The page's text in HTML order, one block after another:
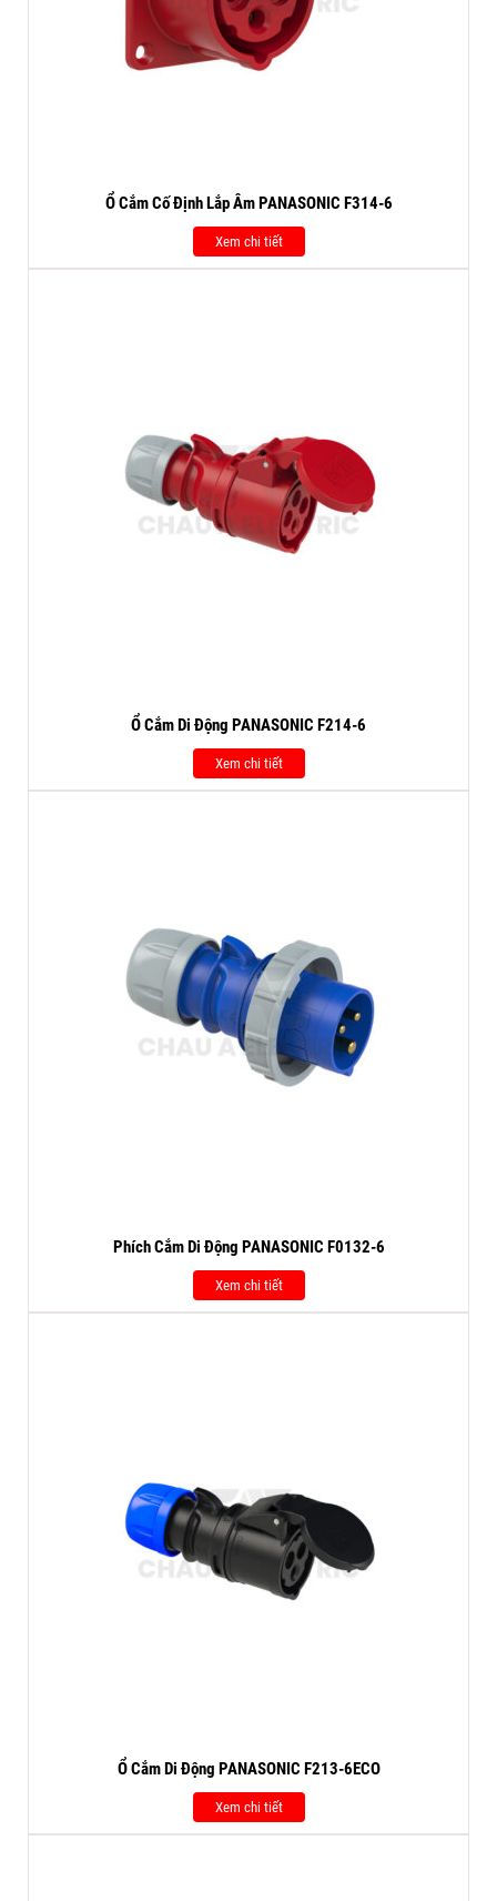
Ổ Cắm Cố Định Lắp Âm PANASONIC F314-6
Xem chi tiết
Ổ Cắm Di Động PANASONIC F214-6
Xem chi tiết
Phích Cắm Di Động PANASONIC F0132-6
Xem chi tiết
Ổ Cắm Di Động PANASONIC F213-6ECO
Xem chi tiết